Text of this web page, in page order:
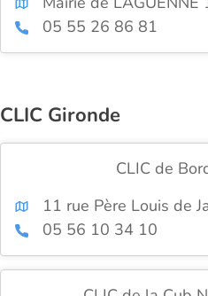
05 55 26 86 81
CLIC Gironde
CLIC de
11 rue Père Louis de
05 56 10 34 10